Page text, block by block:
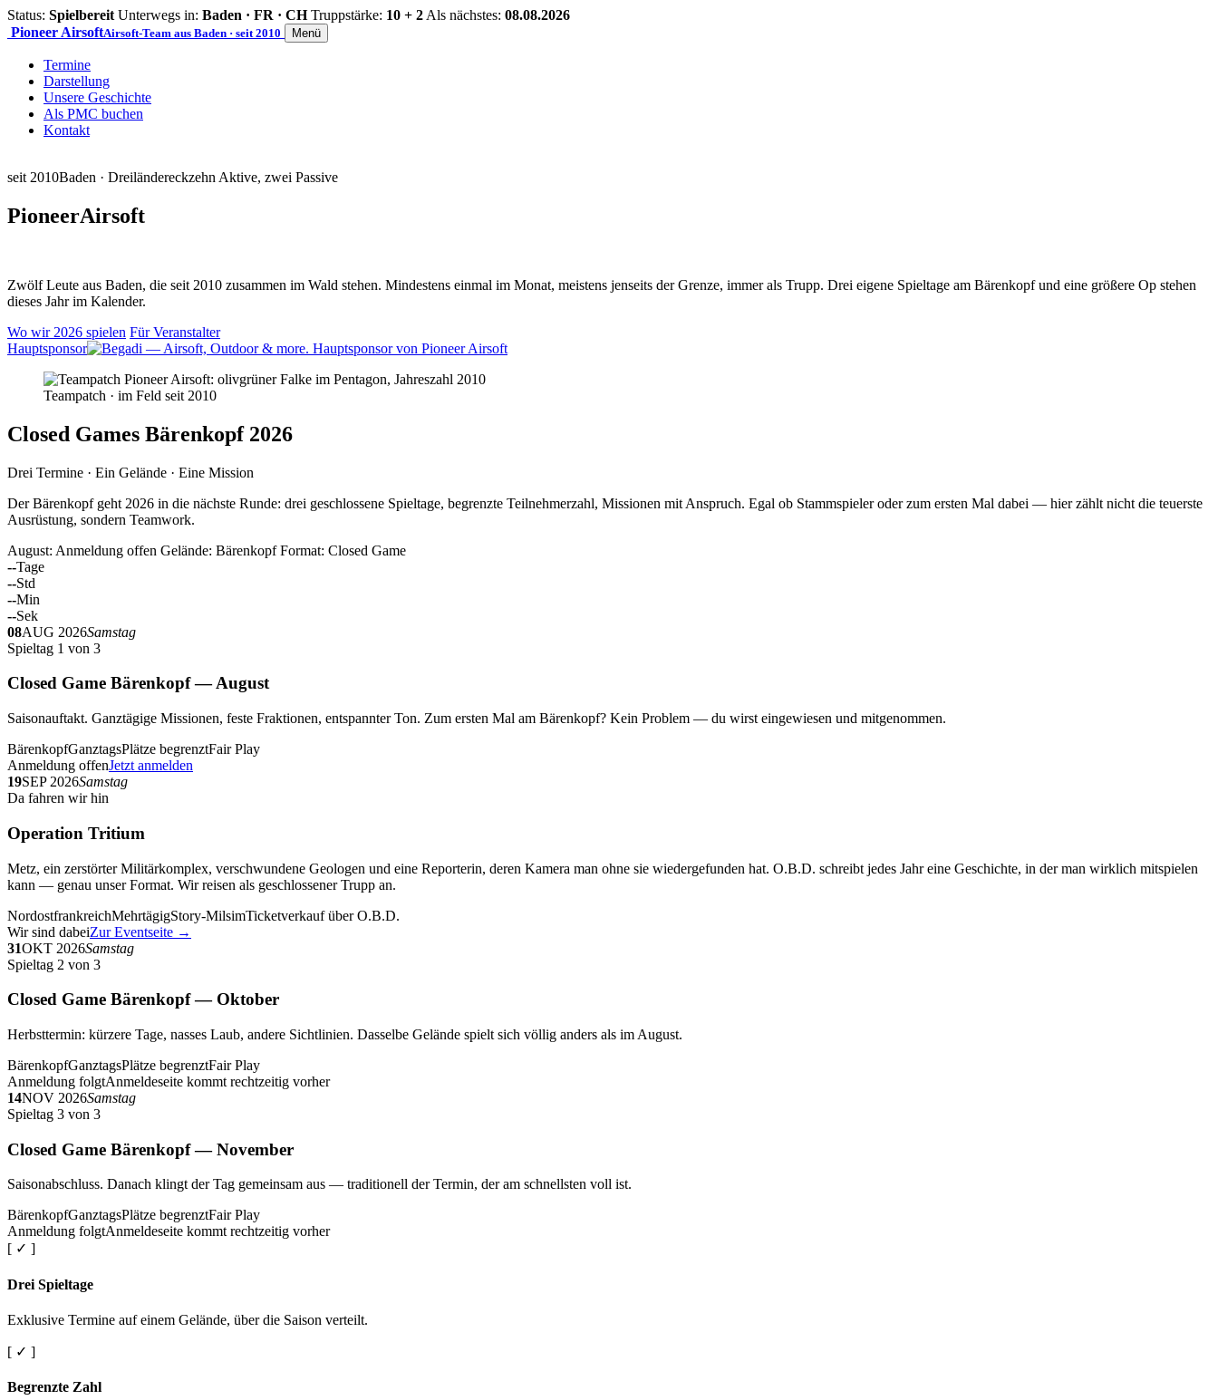
Status: Spielbereit Unterwegs in: Baden · FR · CH Truppstärke: 10 + 2 Als nächstes: 08.08.2026
Pioneer AirsoftAirsoft-Team aus Baden · seit 2010 Menü
Termine
Darstellung
Unsere Geschichte
Als PMC buchen
Kontakt
seit 2010Baden · Dreiländereckzehn Aktive, zwei Passive
PioneerAirsoft
Zwölf Leute aus Baden, die seit 2010 zusammen im Wald stehen. Mindestens einmal im Monat, meistens jenseits der Grenze, immer als Trupp. Drei eigene Spieltage am Bärenkopf und eine größere Op stehen
dieses Jahr im Kalender.
Wo wir 2026 spielen Für Veranstalter
Hauptsponsor
Teampatch · im Feld seit 2010
Closed Games Bärenkopf 2026
Drei Termine · Ein Gelände · Eine Mission
Der Bärenkopf geht 2026 in die nächste Runde: drei geschlossene Spieltage, begrenzte Teilnehmerzahl, Missionen mit Anspruch. Egal ob Stammspieler oder zum ersten Mal dabei — hier zählt nicht die teuerste
Ausrüstung, sondern Teamwork.
August: Anmeldung offen Gelände: Bärenkopf Format: Closed Game
--Tage
--Std
--Min
--Sek
08AUG 2026Samstag
Spieltag 1 von 3
Closed Game Bärenkopf — August
Saisonauftakt. Ganztägige Missionen, feste Fraktionen, entspannter Ton. Zum ersten Mal am Bärenkopf? Kein Problem — du wirst eingewiesen und mitgenommen.
BärenkopfGanztagsPlätze begrenztFair Play
Anmeldung offenJetzt anmelden
19SEP 2026Samstag
Da fahren wir hin
Operation Tritium
Metz, ein zerstörter Militärkomplex, verschwundene Geologen und eine Reporterin, deren Kamera man ohne sie wiedergefunden hat. O.B.D. schreibt jedes Jahr eine Geschichte, in der man wirklich mitspielen
kann — genau unser Format. Wir reisen als geschlossener Trupp an.
NordostfrankreichMehrtägigStory-MilsimTicketverkauf über O.B.D.
Wir sind dabeiZur Eventseite →
31OKT 2026Samstag
Spieltag 2 von 3
Closed Game Bärenkopf — Oktober
Herbsttermin: kürzere Tage, nasses Laub, andere Sichtlinien. Dasselbe Gelände spielt sich völlig anders als im August.
BärenkopfGanztagsPlätze begrenztFair Play
Anmeldung folgtAnmeldeseite kommt rechtzeitig vorher
14NOV 2026Samstag
Spieltag 3 von 3
Closed Game Bärenkopf — November
Saisonabschluss. Danach klingt der Tag gemeinsam aus — traditionell der Termin, der am schnellsten voll ist.
BärenkopfGanztagsPlätze begrenztFair Play
Anmeldung folgtAnmeldeseite kommt rechtzeitig vorher
[ ✓ ]
Drei Spieltage
Exklusive Termine auf einem Gelände, über die Saison verteilt.
[ ✓ ]
Begrenzte Zahl